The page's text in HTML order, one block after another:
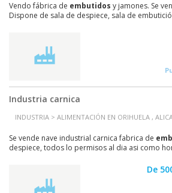
Vendo fábrica de embutidos y jamones. Se
Dispone de sala de despiece, sala de
Industria carnica
INDUSTRIA > ALIMENTACIÓN EN ORIHUELA ,
Se vende nave industrial carnica fabrica de
despiece, todos lo permisos al dia asi como
De